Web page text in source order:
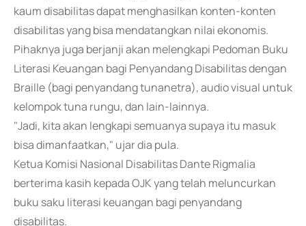
kaum disabilitas dapat menghasilkan konten-konten
disabilitas yang bisa mendatangkan nilai ekonomis.
Pihaknya juga berjanji akan melengkapi Pedoman Buku
Literasi Keuangan bagi Penyandang Disabilitas dengan
Braille (bagi penyandang tunanetra), audio visual untuk
kelompok tuna rungu, dan lain-lainnya.
"Jadi, kita akan lengkapi semuanya supaya itu masuk
bisa dimanfaatkan," ujar dia pula.
Ketua Komisi Nasional Disabilitas Dante Rigmalia
berterima kasih kepada OJK yang telah meluncurkan
buku saku literasi keuangan bagi penyandang
disabilitas.